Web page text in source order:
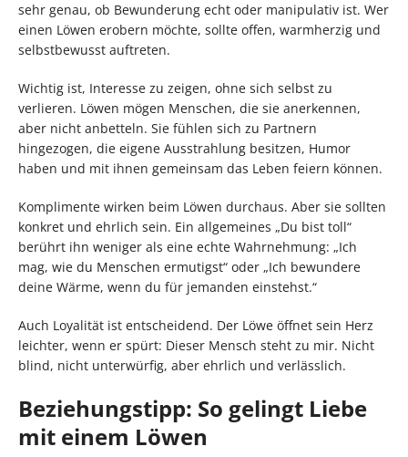
sehr genau, ob Bewunderung echt oder manipulativ ist. Wer
einen Löwen erobern möchte, sollte offen, warmherzig und
selbstbewusst auftreten.
Wichtig ist, Interesse zu zeigen, ohne sich selbst zu
verlieren. Löwen mögen Menschen, die sie anerkennen,
aber nicht anbetteln. Sie fühlen sich zu Partnern
hingezogen, die eigene Ausstrahlung besitzen, Humor
haben und mit ihnen gemeinsam das Leben feiern können.
Komplimente wirken beim Löwen durchaus. Aber sie sollten
konkret und ehrlich sein. Ein allgemeines „Du bist toll“
berührt ihn weniger als eine echte Wahrnehmung: „Ich
mag, wie du Menschen ermutigst“ oder „Ich bewundere
deine Wärme, wenn du für jemanden einstehst.“
Auch Loyalität ist entscheidend. Der Löwe öffnet sein Herz
leichter, wenn er spürt: Dieser Mensch steht zu mir. Nicht
blind, nicht unterwürfig, aber ehrlich und verlässlich.
Beziehungstipp: So gelingt Liebe
mit einem Löwen